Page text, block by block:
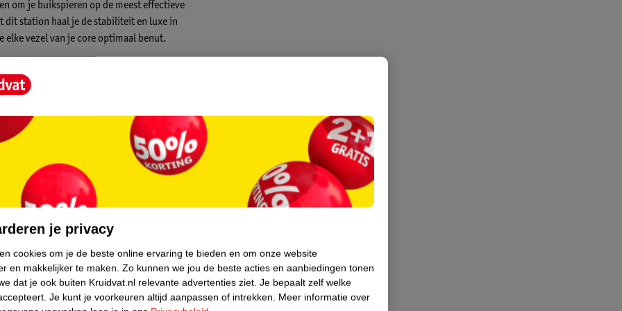
om je buikspieren op de meest effectieve
station haal je de stabiliteit en luxe in
vezel van je core optimaal benut.
dankzij de hoogwaardige
vorm geniet je van extra
veelzijdige mat overal mee naartoe
is.
te isoleren en te trainen voor een
om overbelasting tijdens explosieve sit-
Russian twists en leg raises, passend bij
kunstleer, waardoor de mat jarenlang in
je privacy
cookies om je de beste online ervaring te bieden en om onze website
en makkelijker te maken. Zo kunnen we jou de beste acties en aanbiedingen tonen
dat je ook buiten Kruidvat.nl relevante advertenties ziet. Je bepaalt zelf welke
Je kunt je voorkeuren altijd aanpassen of intrekken. Meer informatie over